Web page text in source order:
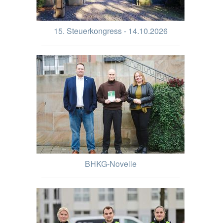
15. Steuerkongress - 14.10.2026
BHKG-Novelle